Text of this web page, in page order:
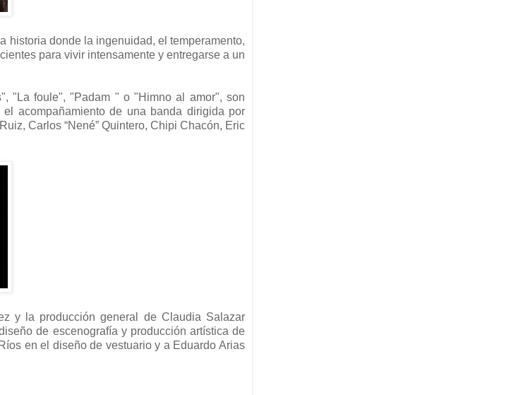
historia donde la ingenuidad, el temperamento,
para vivir intensamente y entregarse a un
"La foule", "Padam " o "Himno al amor", son
acompañamiento de una banda dirigida por
Carlos “Nené” Quintero, Chipi Chacón, Eric
y la producción general de Claudia Salazar
de escenografía y producción artística de
en el diseño de vestuario y a Eduardo Arias